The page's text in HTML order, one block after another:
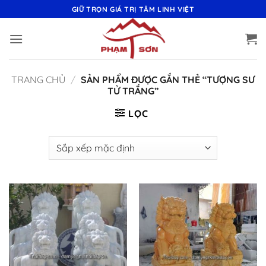
qua
nội
GIỮ TRỌN GIÁ TRỊ TÂM LINH VIỆT
TRANG CHỦ / SẢN PHẨM ĐƯỢC GẮN THẺ “TƯỢNG SƯ
TỬ TRẮNG”
LỌC